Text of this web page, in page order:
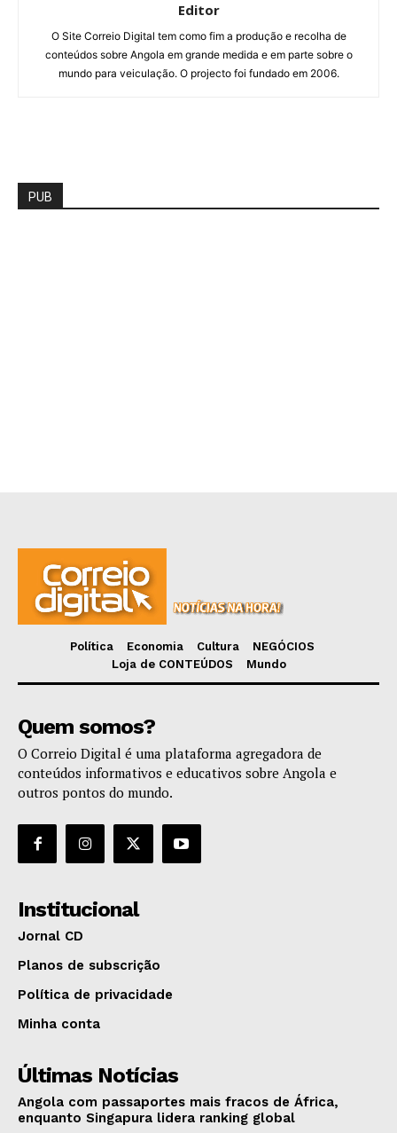
Editor
O Site Correio Digital tem como fim a produção e recolha de
conteúdos sobre Angola em grande medida e em parte sobre o
mundo para veiculação. O projecto foi fundado em 2006.
PUB
Política Economia Cultura
NEGÓCIOS
Loja de CONTEÚDOS
Mundo
Quem somos?
O Correio Digital é uma plataforma agregadora de
conteúdos informativos e educativos sobre Angola e
outros pontos do mundo.
Institucional
Jornal CD
Planos de subscrição
Política de privacidade
Minha conta
Últimas Notícias
Angola com passaportes mais fracos de África,
enquanto Singapura lidera ranking global